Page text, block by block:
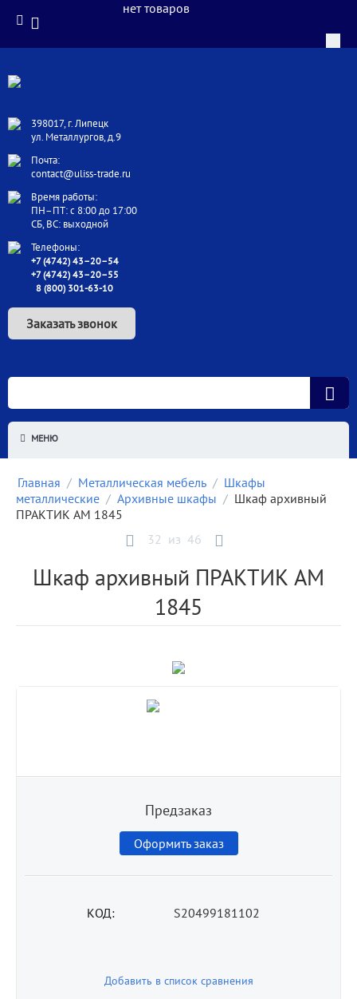
398017, г. Липецк
ул. Металлургов, д.9
Почта:
contact@uliss-trade.ru
Время работы:
ПН–ПТ: с 8:00 до 17:00
СБ, ВС: выходной
Телефоны:
+7 (4742) 43–20–54
+7 (4742) 43–20–55
8 (800) 301-63-10
Заказать звонок
нет товаров
МЕНЮ
Главная / Металлическая мебель / Шкафы
металлические / Архивные шкафы / Шкаф архивный
ПРАКТИК AM 1845
32 из 46
Шкаф архивный ПРАКТИК AM
1845
Предзаказ
Оформить заказ
КОД: S20499181102
Добавить в список сравнения